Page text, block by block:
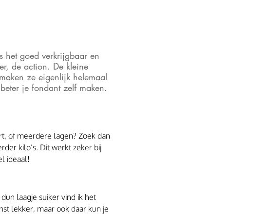
het goed verkrijgbaar en
de action. De kleine
ze eigenlijk helemaal
je fondant zelf maken.
of meerdere lagen? Zoek dan
kilo’s. Dit werkt zeker bij
ideaal!
laagje suiker vind ik het
lekker, maar ook daar kun je